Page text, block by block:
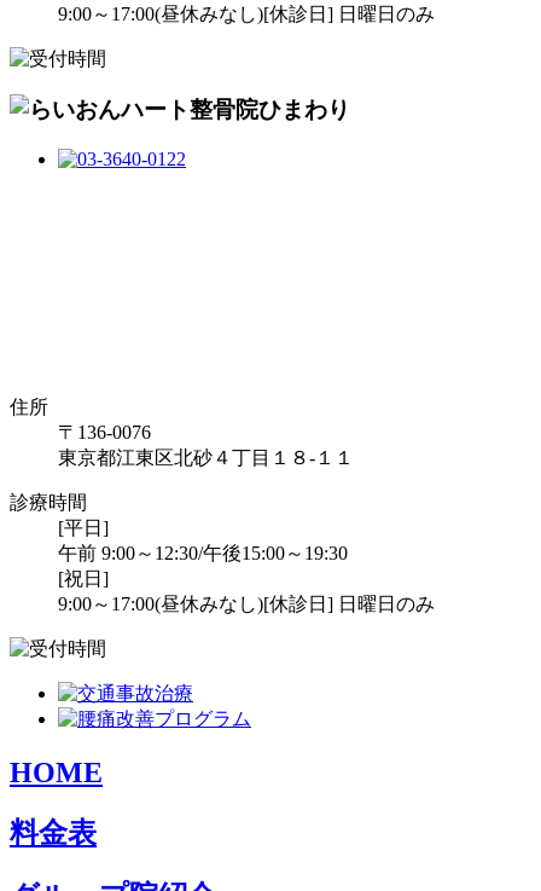
9:00～17:00(昼休みなし)[休診日] 日曜日のみ
住所
〒136-0076
東京都江東区北砂４丁目１８-１１
診療時間
[平日]
午前 9:00～12:30/午後15:00～19:30
[祝日]
9:00～17:00(昼休みなし)[休診日] 日曜日のみ
HOME
料金表